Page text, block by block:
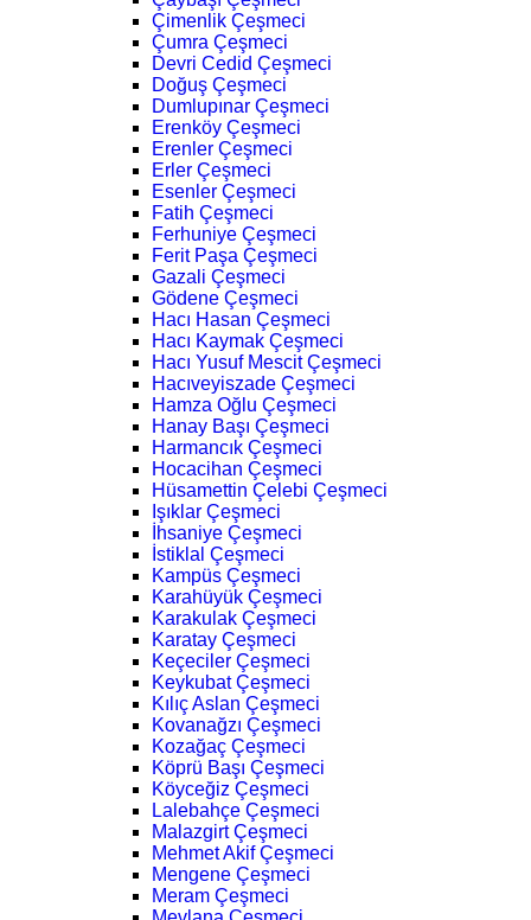
Çimenlik Çeşmeci
Çumra Çeşmeci
Devri Cedid Çeşmeci
Doğuş Çeşmeci
Dumlupınar Çeşmeci
Erenköy Çeşmeci
Erenler Çeşmeci
Erler Çeşmeci
Esenler Çeşmeci
Fatih Çeşmeci
Ferhuniye Çeşmeci
Ferit Paşa Çeşmeci
Gazali Çeşmeci
Gödene Çeşmeci
Hacı Hasan Çeşmeci
Hacı Kaymak Çeşmeci
Hacı Yusuf Mescit Çeşmeci
Hacıveyiszade Çeşmeci
Hamza Oğlu Çeşmeci
Hanay Başı Çeşmeci
Harmancık Çeşmeci
Hocacihan Çeşmeci
Hüsamettin Çelebi Çeşmeci
Işıklar Çeşmeci
İhsaniye Çeşmeci
İstiklal Çeşmeci
Kampüs Çeşmeci
Karahüyük Çeşmeci
Karakulak Çeşmeci
Karatay Çeşmeci
Keçeciler Çeşmeci
Keykubat Çeşmeci
Kılıç Aslan Çeşmeci
Kovanağzı Çeşmeci
Kozağaç Çeşmeci
Köprü Başı Çeşmeci
Köyceğiz Çeşmeci
Lalebahçe Çeşmeci
Malazgirt Çeşmeci
Mehmet Akif Çeşmeci
Mengene Çeşmeci
Meram Çeşmeci